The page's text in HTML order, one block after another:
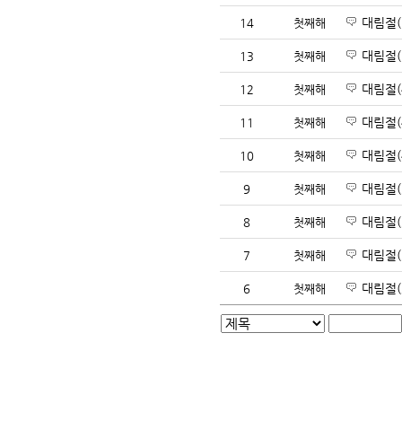
14 첫째해 대림절
13 첫째해 대림절
12 첫째해 대림절
11 첫째해 대림절
10 첫째해 대림절
9 첫째해 대림절
8 첫째해 대림절
7 첫째해 대림절
6 첫째해 대림절